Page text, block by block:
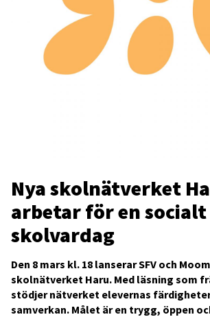
Nya skolnätverket
arbetar för en
skolvardag
Den 8 mars kl. 18 lanserar SFV och
skolnätverket Haru. Med läsning som
stödjer nätverket elevernas
samverkan. Målet är en trygg, öppen